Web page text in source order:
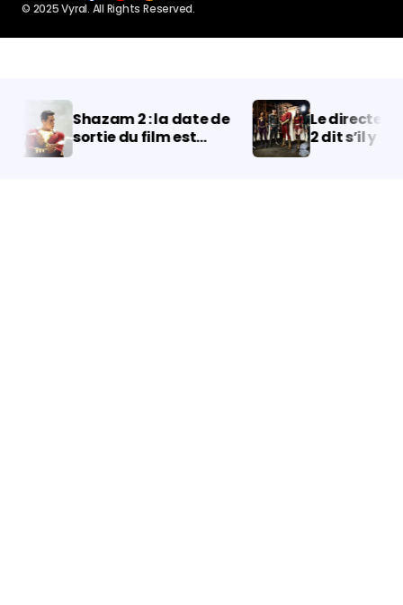
Dark Mode
Shazam 2 : la date de
sortie du film est
repoussée à Noël 2022
Le directeur
2 dit s’il y a
pour un